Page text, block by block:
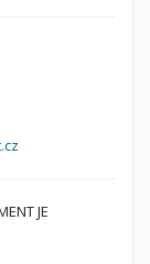
JE